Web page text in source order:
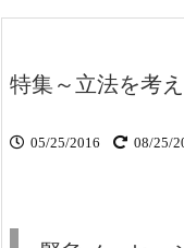
特集～立法を考
05/25/2016 08/25/